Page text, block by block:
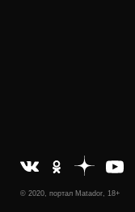
© 2020, портал Matador, 18+